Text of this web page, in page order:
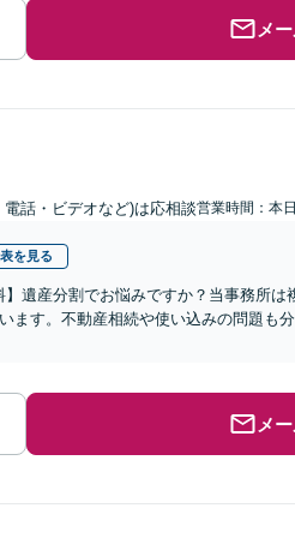
メ
話・ビデオなど)は応相談営業時間：本
を見る
遺産分割でお悩みですか？当事務所
ます。不動産相続や使い込みの問題も
メ